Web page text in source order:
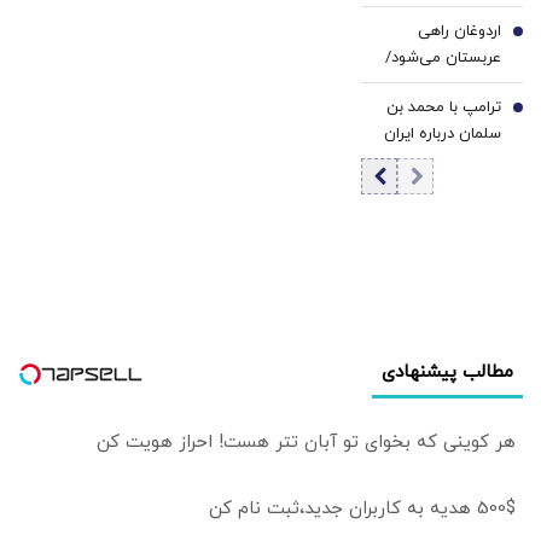
انصارالله را محرمانه
کرد
اردوغان راهی
عربستان می‌شود/
دیدار با محمد
بن‌سلمان در ریاض
6
ترامپ با محمد بن
سلمان درباره ایران
گفت‌وگو می‌کند/
جزئیات تماس
7
مطالب پیشنهادی
هر کوینی که بخوای تو آبان تتر هست! احراز هویت کن
500$ هدیه به کاربران جدید،ثبت نام کن